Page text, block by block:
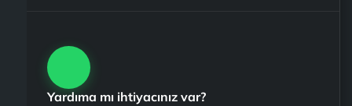
Yardıma mı ihtiyacınız var?